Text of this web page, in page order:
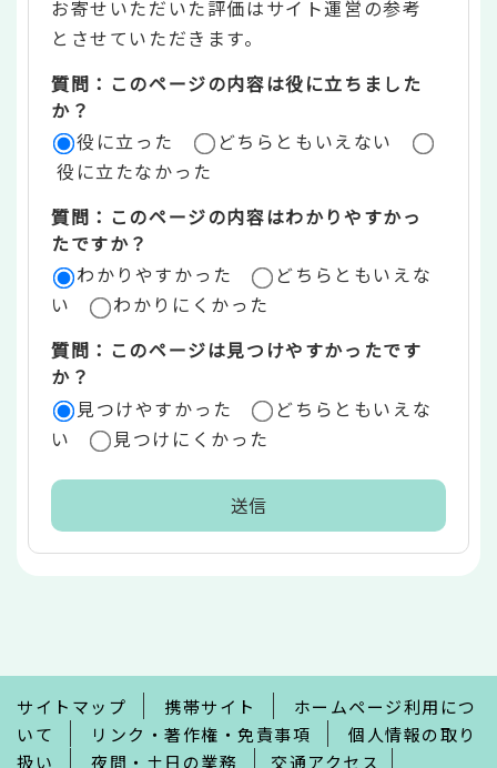
ン
ツ
評
価
リ
ア
お寄せいただいた評価はサイト運営の参考
とさせていただきます。
質問：このページの内容は役に立ちました
か？
役に立った
どちらともいえない
役に立たなかった
質問：このページの内容はわかりやすかっ
たですか？
わかりやすかった
どちらともいえな
い
わかりにくかった
質問：このページは見つけやすかったです
か？
見つけやすかった
どちらともいえな
い
見つけにくかった
で
サイトマップ 携帯サイト
ホームページ利用につ
いて
リンク・著作権・免責事項
個人情報の取り
扱い
夜間・土日の業務 交通アクセス